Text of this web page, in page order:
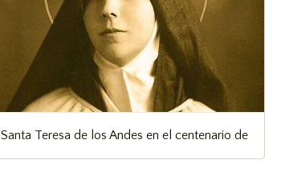
Santa Teresa de los Andes en el centenario de